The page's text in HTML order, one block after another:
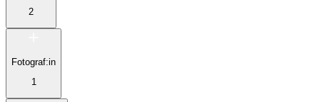
2
Fotograf:in
1